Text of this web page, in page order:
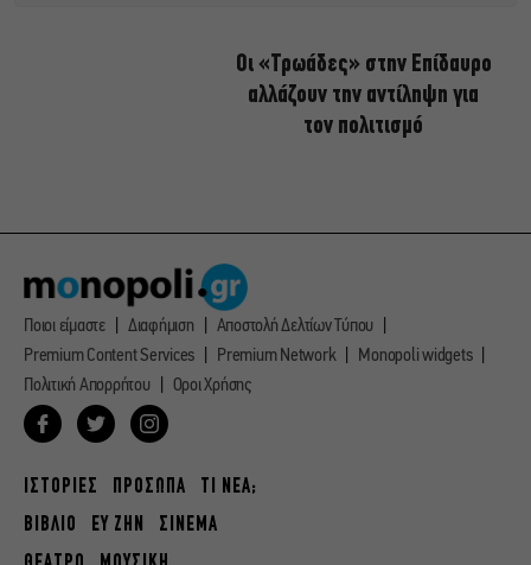
Οι «Τρωάδες» στην Επίδαυρο
αλλάζουν την αντίληψη για
τον πολιτισμό
Ποιοι είμαστε Διαφήμιση
Αποστολή Δελτίων Τύπου
Premium Content Services
Premium Network
Monopoli widgets
Πολιτική Απορρήτου
Οροι Χρήσης
ΙΣΤΟΡΙΕΣ ΠΡΟΣΩΠΑ
ΤΙ ΝΕΑ;
ΒΙΒΛΙΟ
ΕΥ ΖΗΝ
ΣΙΝΕΜΑ